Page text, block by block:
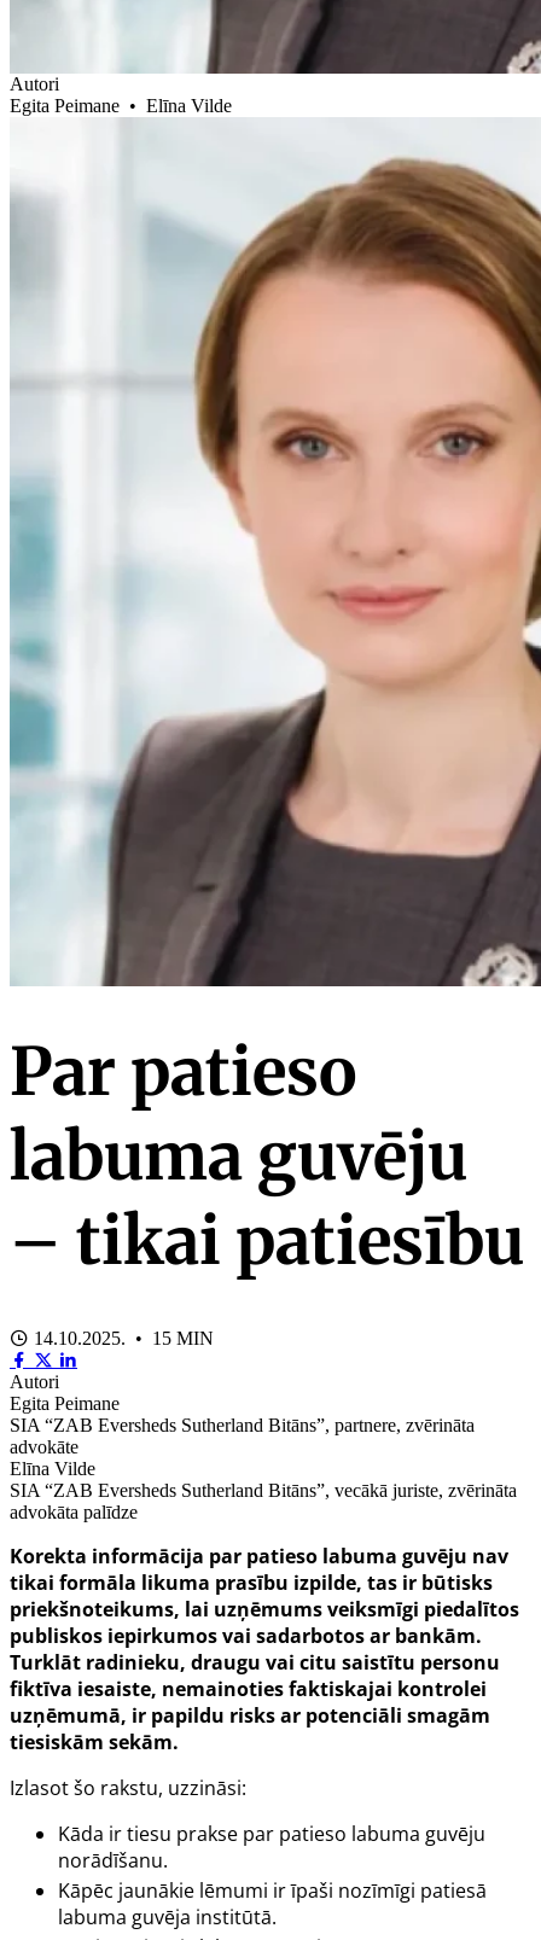
Autori
Egita Peimane • Elīna Vilde
Par patieso
labuma guvēju
– tikai patiesību
14.10.2025. • 15 MIN
Autori
Egita Peimane
SIA “ZAB Eversheds Sutherland Bitāns”, partnere, zvērināta
advokāte
Elīna Vilde
SIA “ZAB Eversheds Sutherland Bitāns”, vecākā juriste, zvērināta
advokāta palīdze
Korekta informācija par patieso labuma guvēju nav
tikai formāla likuma prasību izpilde, tas ir būtisks
priekšnoteikums, lai uzņēmums veiksmīgi piedalītos
publiskos iepirkumos vai sadarbotos ar bankām.
Turklāt radinieku, draugu vai citu saistītu personu
fiktīva iesaiste, nemainoties faktiskajai kontrolei
uzņēmumā, ir papildu risks ar potenciāli smagām
tiesiskām sekām.
Izlasot šo rakstu, uzzināsi:
Kāda ir tiesu prakse par patieso labuma guvēju
norādīšanu.
Kāpēc jaunākie lēmumi ir īpaši nozīmīgi patiesā
labuma guvēja institūtā.